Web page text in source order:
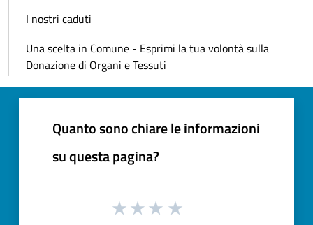
I nostri caduti
Una scelta in Comune - Esprimi la tua volontà sulla
Donazione di Organi e Tessuti
Quanto sono chiare le informazioni
su questa pagina?